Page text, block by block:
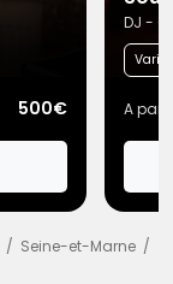
500€
DJ -
A
Seine-et-Marne